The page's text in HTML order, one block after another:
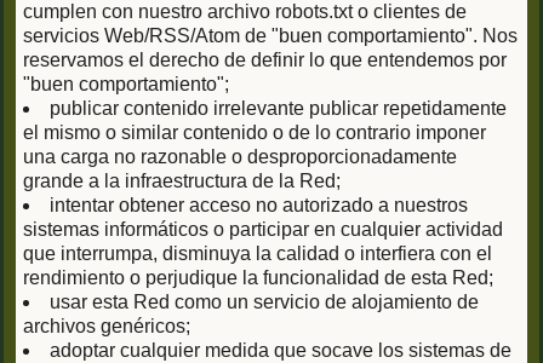
cumplen con nuestro archivo robots.txt o clientes de
servicios Web/RSS/Atom de "buen comportamiento". Nos
reservamos el derecho de definir lo que entendemos por
"buen comportamiento";
publicar contenido irrelevante publicar repetidamente
el mismo o similar contenido o de lo contrario imponer
una carga no razonable o desproporcionadamente
grande a la infraestructura de la Red;
intentar obtener acceso no autorizado a nuestros
sistemas informáticos o participar en cualquier actividad
que interrumpa, disminuya la calidad o interfiera con el
rendimiento o perjudique la funcionalidad de esta Red;
usar esta Red como un servicio de alojamiento de
archivos genéricos;
adoptar cualquier medida que socave los sistemas de